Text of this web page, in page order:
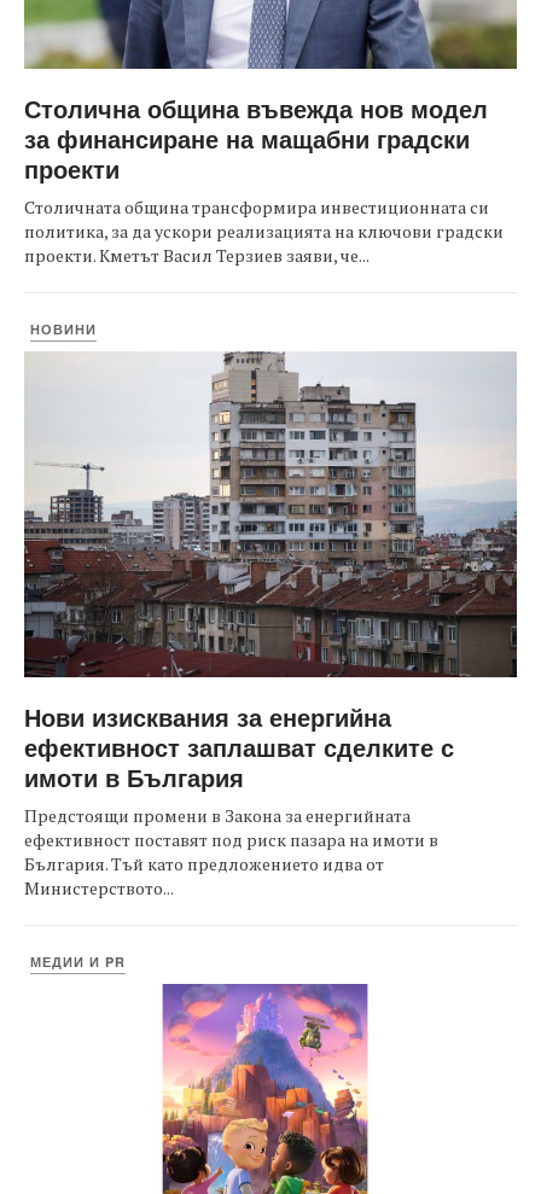
Столична община въвежда нов модел
за финансиране на мащабни градски
проекти
Столичната община трансформира инвестиционната си
политика, за да ускори реализацията на ключови градски
проекти. Кметът Васил Терзиев заяви, че...
НОВИНИ
Нови изисквания за енергийна
ефективност заплашват сделките с
имоти в България
Предстоящи промени в Закона за енергийната
ефективност поставят под риск пазара на имоти в
България. Тъй като предложението идва от
Министерството...
МЕДИИ И PR